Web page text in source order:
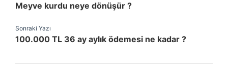
Meyve kurdu neye dönüşür ?
Sonraki Yazı
100.000 TL 36 ay aylık ödemesi ne kadar ?